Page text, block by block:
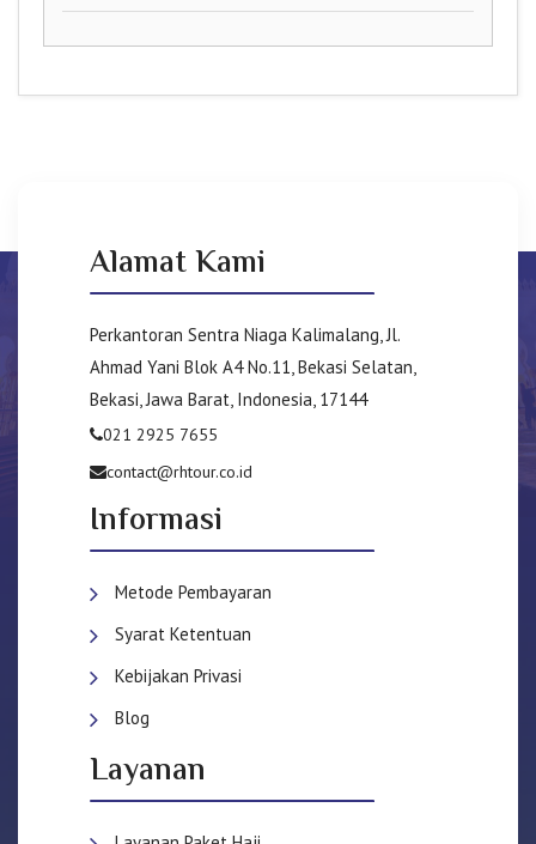
Alamat Kami
Perkantoran Sentra Niaga Kalimalang, Jl.
Ahmad Yani Blok A4 No.11, Bekasi Selatan,
Bekasi, Jawa Barat, Indonesia, 17144
021 2925 7655
contact@rhtour.co.id
Informasi
Metode Pembayaran
Syarat Ketentuan
Kebijakan Privasi
Blog
Layanan